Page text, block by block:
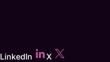
LinkedIn X